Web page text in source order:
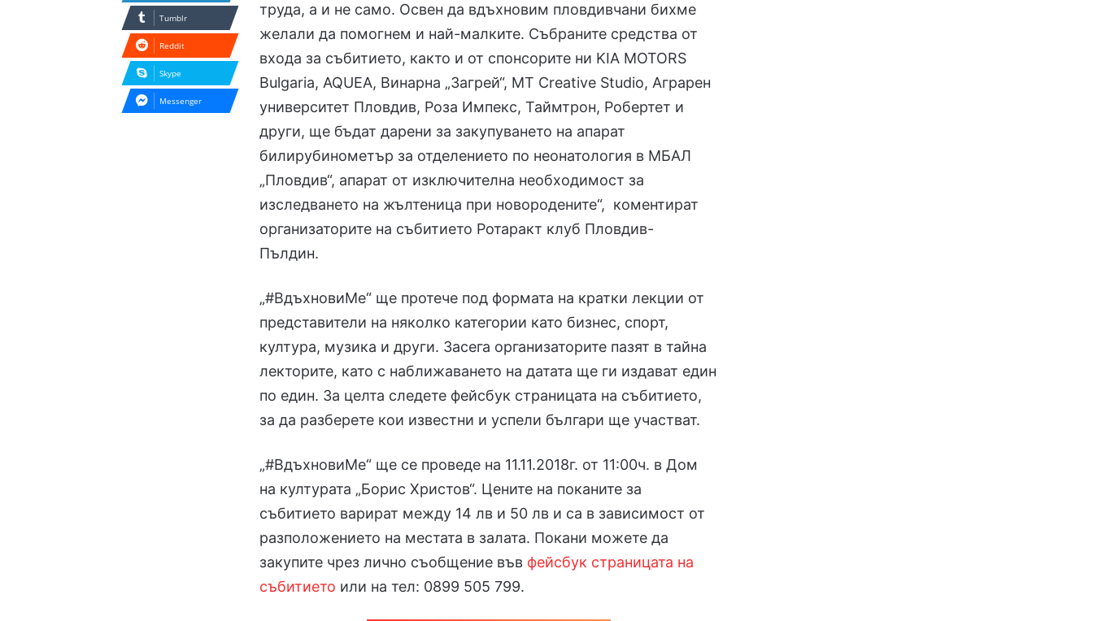
труда, а и не само. Освен да вдъхновим пловдивчани бихме
желали да помогнем и най-малките. Събраните средства от
входа за събитието, както и от спонсорите ни KIA MOTORS
Bulgaria, AQUEA, Винарна „Загрей“, MT Creative Studio, Аграрен
университет Пловдив, Роза Импекс, Таймтрон, Робертет и
други, ще бъдат дарени за закупуването на апарат
билирубинометър за отделението по неонатология в МБАЛ
„Пловдив“, апарат от изключителна необходимост за
изследването на жълтеница при новородените“, коментират
организаторите на събитието Ротаракт клуб Пловдив-
Пълдин.
„#ВдъхновиМе“ ще протече под формата на кратки лекции от
представители на няколко категории като бизнес, спорт,
култура, музика и други. Засега организаторите пазят в тайна
лекторите, като с наближаването на датата ще ги издават един
по един. За целта следете фейсбук страницата на събитието,
за да разберете кои известни и успели българи ще участват.
„#ВдъхновиМе“ ще се проведе на 11.11.2018г. от 11:00ч. в Дом
на културата „Борис Христов“. Цените на поканите за
събитието варират между 14 лв и 50 лв и са в зависимост от
разположението на местата в залата. Покани можете да
закупите чрез лично съобщение във фейсбук страницата на
събитието или на тел: 0899 505 799.
Tumblr
Reddit
Skype
Messenger